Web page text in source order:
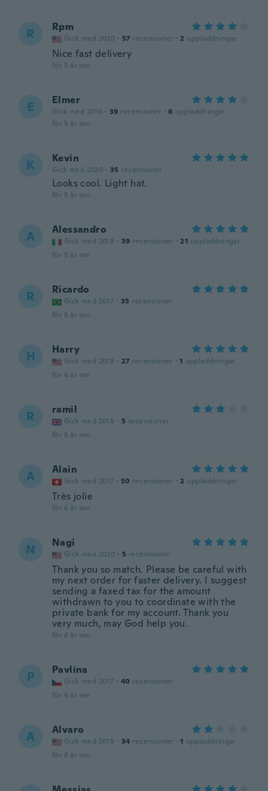
R Rpm
Gick med 2020 · 57 recensioner · 2 uppladdningar
Nice fast delivery
för 5 år sen
E Elmer
Gick med 2016 · 39 recensioner · 6 uppladdningar
för 5 år sen
K Kevin
Gick med 2020 · 35 recensioner
Looks cool. Light hat.
för 5 år sen
A Alessandro
Gick med 2018 · 39 recensioner · 21 uppladdningar
för 5 år sen
R Ricardo
Gick med 2017 · 35 recensioner
för 6 år sen
H Harry
Gick med 2018 · 27 recensioner · 1 uppladdningar
för 6 år sen
R ramil
Gick med 2018 · 5 recensioner
för 6 år sen
A Alain
Gick med 2017 · 50 recensioner · 2 uppladdningar
Très jolie
för 6 år sen
N Nagi
Gick med 2020 · 5 recensioner
Thank you so match. Please be careful with
my next order for faster delivery. I suggest
sending a faxed tax for the amount
withdrawn to you to coordinate with the
private bank for my account. Thank you
very much, may God help you.
för 6 år sen
P Pavlína
Gick med 2017 · 40 recensioner
för 6 år sen
A Alvaro
Gick med 2018 · 34 recensioner · 1 uppladdningar
för 6 år sen